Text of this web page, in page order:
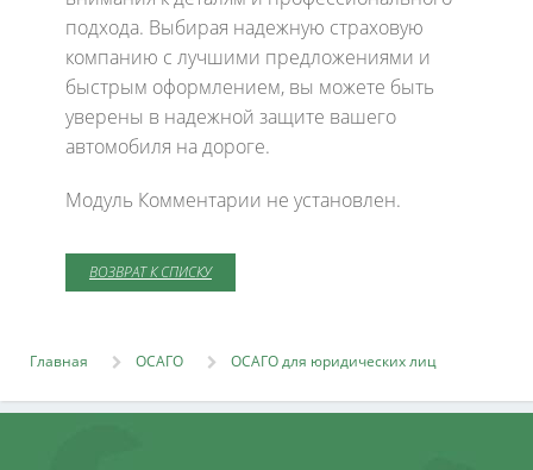
подхода. Выбирая надежную страховую
компанию с лучшими предложениями и
быстрым оформлением, вы можете быть
уверены в надежной защите вашего
автомобиля на дороге.
Модуль Комментарии не установлен.
ВОЗВРАТ К СПИСКУ
Главная ОСАГО ОСАГО для юридических лиц